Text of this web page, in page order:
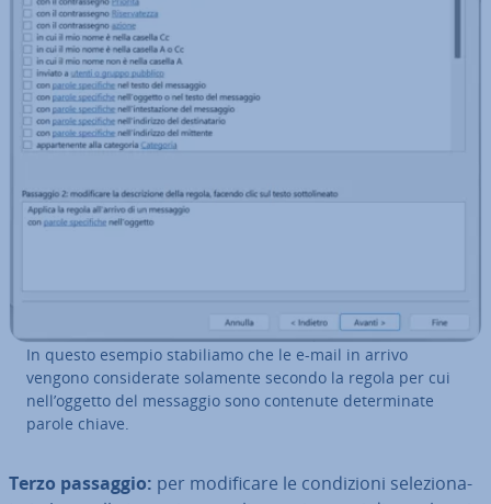
In questo esempio sta­bi­lia­mo che le e-mail in arrivo
vengono con­si­de­ra­te solamente secondo la regola per cui
nell’oggetto del messaggio sono contenute de­ter­mi­na­te
parole chiave.
Terzo passaggio: per mo­di­fi­ca­re le con­di­zio­ni se­le­zio­na­